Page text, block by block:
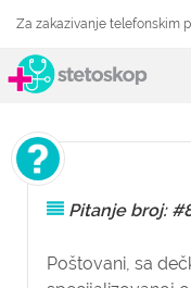
Za zakazivanje telefonskim
Pitanje broj:
Poštovani, sa